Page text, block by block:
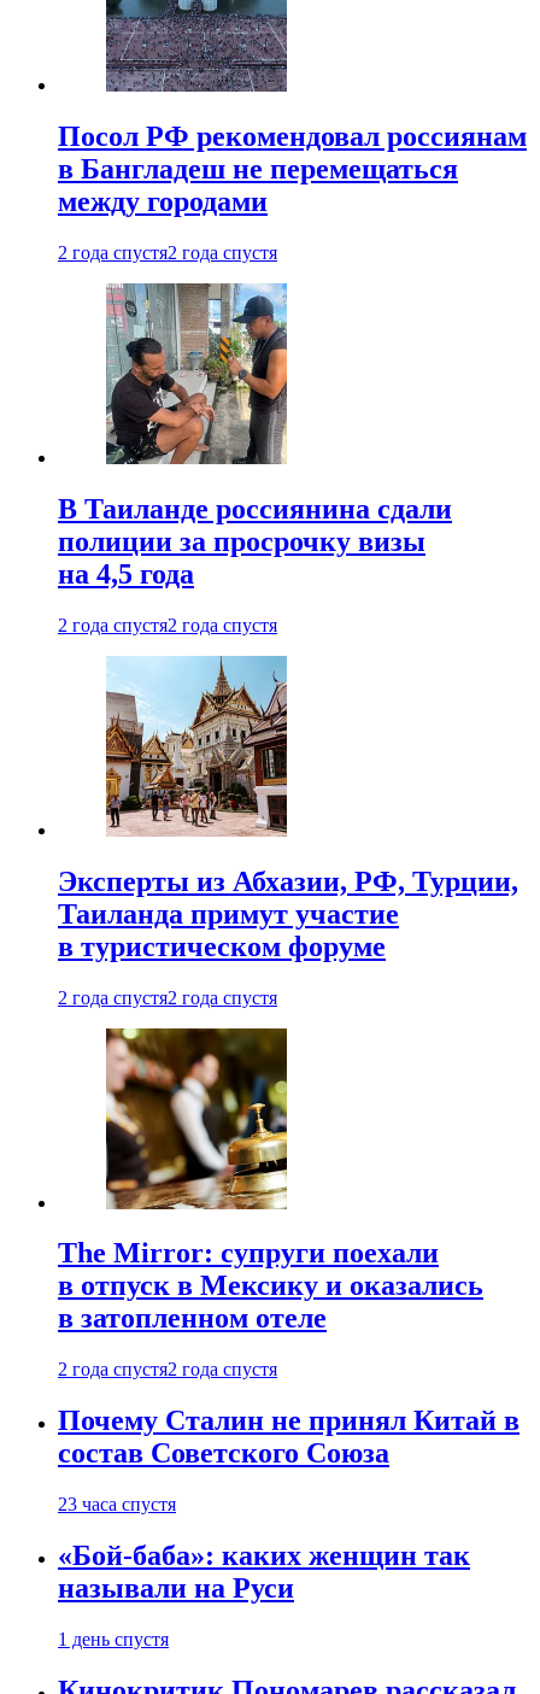
Посол РФ рекомендовал россиянам
в Бангладеш не перемещаться
между городами
2 года спустя2 года спустя
В Таиланде россиянина сдали
полиции за просрочку визы
на 4,5 года
2 года спустя2 года спустя
Эксперты из Абхазии, РФ, Турции,
Таиланда примут участие
в туристическом форуме
2 года спустя2 года спустя
The Mirror: супруги поехали
в отпуск в Мексику и оказались
в затопленном отеле
2 года спустя2 года спустя
Почему Сталин не принял Китай в
состав Советского Союза
23 часа спустя
«Бой-баба»: каких женщин так
называли на Руси
1 день спустя